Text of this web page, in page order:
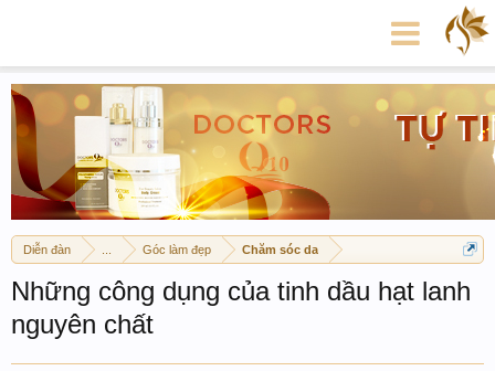
Diễn đàn Góc làm đẹp Chăm sóc da
Những công dụng của tinh dầu hạt lanh
nguyên chất